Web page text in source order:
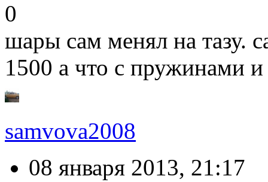
0
шары сам менял на тазу.
1500 а что с пружинами и
samvova2008
08 января 2013, 21:17